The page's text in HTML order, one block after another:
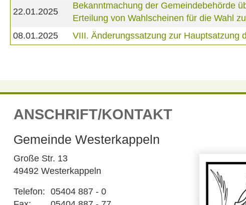
22.01.2025
Bekanntmachung der Gemeindebehörde
Erteilung von Wahlscheinen für die Wahl
08.01.2025
VIII. Änderungssatzung zur Hauptsatzung
ANSCHRIFT/KONTAKT
Gemeinde Westerkappeln
Große Str. 13
49492 Westerkappeln
Telefon: 05404 887 - 0